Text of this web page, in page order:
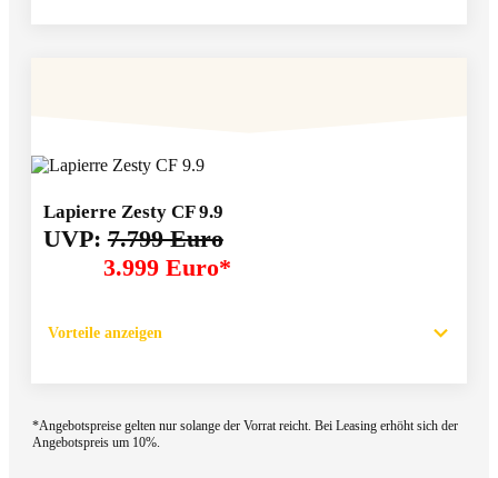
Lapierre Zesty CF 9.9
UVP:7.799 Euro
3.999 Euro*
Vorteile anzeigen
*Angebotspreise gelten nur solange der Vorrat reicht. Bei Leasing erhöht sich der
Angebotspreis um 10%.